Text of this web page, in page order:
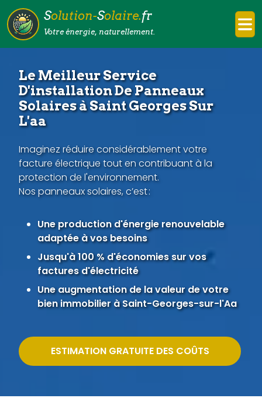
Solution-Solaire.fr
Votre énergie, naturellement.
Le Meilleur Service
D'installation De Panneaux
Solaires à Saint Georges Sur
L'aa
Imaginez réduire considérablement votre
facture électrique tout en contribuant à la
protection de l'environnement.
Nos panneaux solaires, c’est :
Une production d'énergie renouvelable
adaptée à vos besoins
Jusqu'à 100 % d'économies sur vos
factures d'électricité
Une augmentation de la valeur de votre
bien immobilier à Saint-Georges-sur-l'Aa
ESTIMATION GRATUITE DES COÛTS